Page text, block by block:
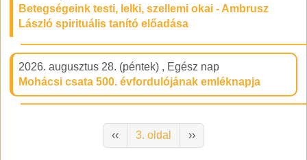
Betegségeink testi, lelki, szellemi okai - Ambrusz
László spirituális tanító előadása
2026. augusztus 28. (péntek) , Egész nap
Mohácsi csata 500. évfordulójának emléknapja
Előző oldal
‹‹ 3. oldal Következő oldal
››